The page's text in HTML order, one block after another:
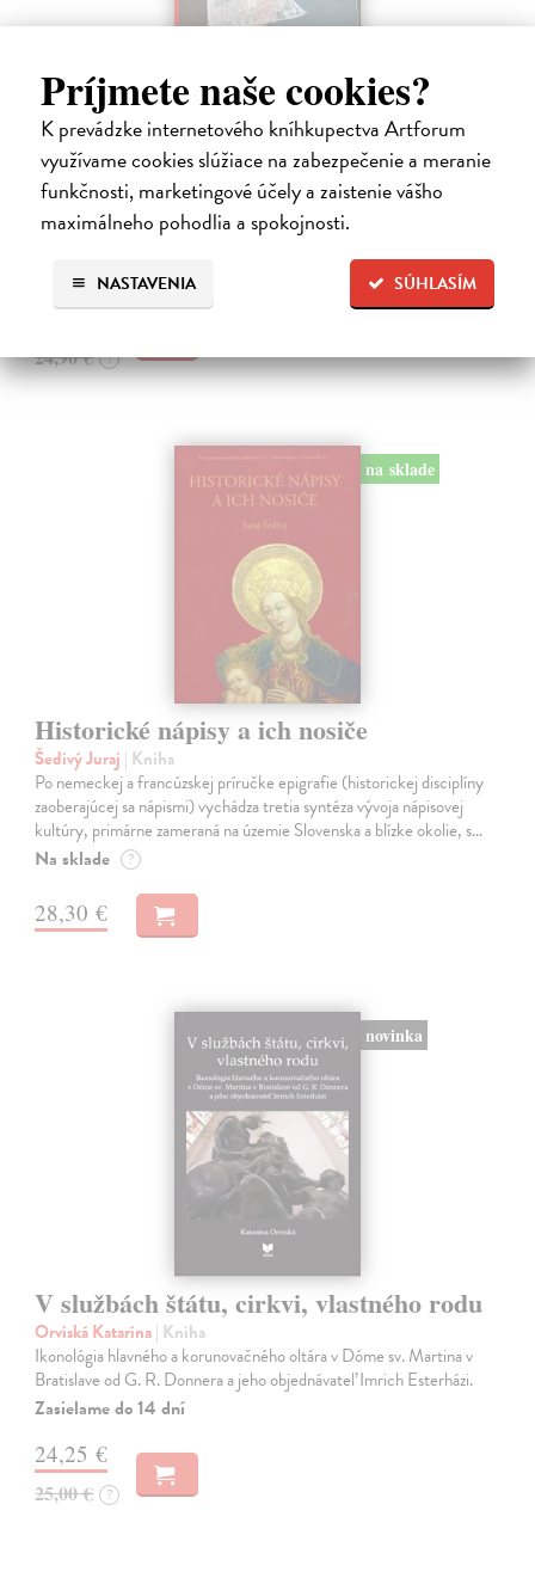
Príjmete naše cookies?
K prevádzke internetového kníhkupectva Artforum
využívame cookies slúžiace na zabezpečenie a meranie
funkčnosti, marketingové účely a zaistenie vášho
maximálneho pohodlia a spokojnosti.
SÚHLASÍM
NASTAVENIA
Studne mútne
Getting Peter
| Kniha
Sú ikonickými postavami našej kultúry. Postavili im sochy a
pomenovali po nich ulice, majú svoje nespochybniteľné miesto v
lexikónoch literatúry aj učebniciach, slovenské moderné umenie sa
Na sklade ?
23,66 €
24,90 € ?
na sklade
Historické nápisy a ich nosiče
Šedivý Juraj | Kniha
Po nemeckej a francúzskej príručke epigrafie (historickej disciplíny
zaoberajúcej sa nápismi) vychádza tretia syntéza vývoja nápisovej
kultúry, primárne zameraná na územie Slovenska a blízke okolie, s…
Na sklade ?
28,30 €
novinka
V službách štátu, cirkvi, vlastného rodu
Orviská Katarína| Kniha
Ikonológia hlavného a korunovačného oltára v Dóme sv. Martina v
Bratislave od G. R. Donnera a jeho objednávateľ Imrich Esterházi.
Zasielame do 14 dní
24,25 €
25,00 € ?